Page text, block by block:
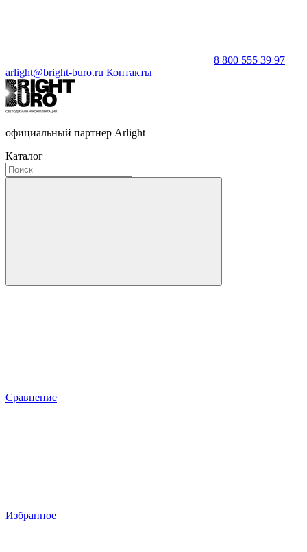
8 800 555 39 97
arlight@bright-buro.ru Контакты
официальный партнер Arlight
Каталог
Сравнение
Избранное